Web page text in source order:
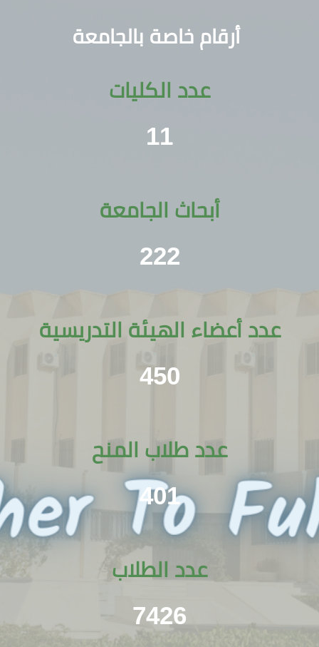
أرقام خاصة بالجامعة
عدد الكليات
11
أبحاث الجامعة
222
عدد أعضاء الهيئة التدريسية
450
عدد طلاب المنح
401
عدد الطلاب
7426